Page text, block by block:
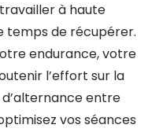
à haute
temps de récupérer.
endurance, votre
l’effort sur la
entre
vos séances